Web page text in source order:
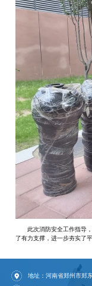
此次消防安全工作指导
了有力支撑，进一步夯实了
地址：河南省郑州市郑